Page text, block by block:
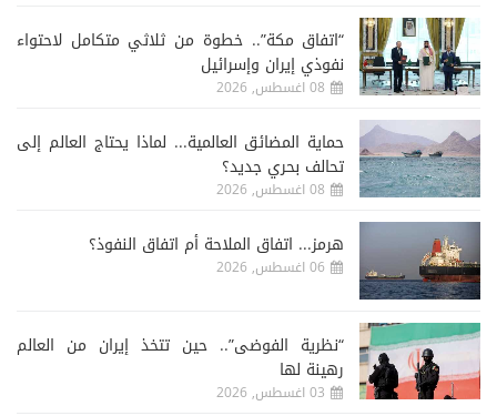
“اتفاق مكة”.. خطوة من ثلاثي متكامل لاحتواء
نفوذي إيران وإسرائيل
08 اغسطس, 2026
حماية المضائق العالمية... لماذا يحتاج العالم إلى
تحالف بحري جديد؟
08 اغسطس, 2026
هرمز... اتفاق الملاحة أم اتفاق النفوذ؟
06 اغسطس, 2026
“نظرية الفوضى”.. حين تتخذ إيران من العالم
رهينة لها
03 اغسطس, 2026